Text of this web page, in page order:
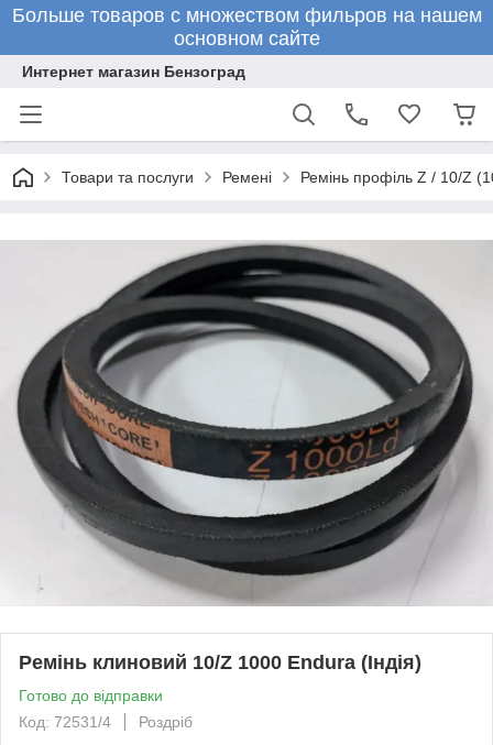
Больше товаров с множеством фильров на нашем
основном сайте
Интернет магазин Бензоград
Товари та послуги Ремені Ремінь профіль Z / 10/Z
Ремінь клиновий 10/Z 1000 Endura (Індія)
Готово до відправки
Код: 72531/4
Роздріб